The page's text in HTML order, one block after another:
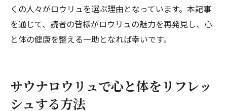
くの人々がロウリュを選ぶ理由となっています。本記事
を通じて、読者の皆様がロウリュの魅力を再発見し、心
と体の健康を整える一助となれば幸いです。
サウナロウリュで心と体をリフレッ
シュする方法